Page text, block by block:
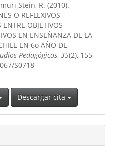
Stein, R. (2010).
O REFLEXIVOS
OBJETIVOS
EN ENSEÑANZA DE LA
EN 6o AÑO DE
Pedagógicos, 35(2), 155–
S0718-
Descargar cita